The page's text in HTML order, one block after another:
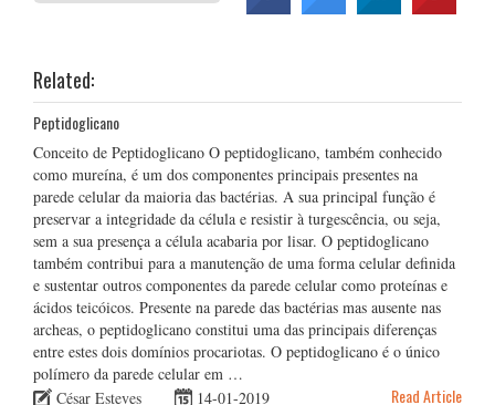
Related:
Peptidoglicano
Conceito de Peptidoglicano O peptidoglicano, também conhecido
como mureína, é um dos componentes principais presentes na
parede celular da maioria das bactérias. A sua principal função é
preservar a integridade da célula e resistir à turgescência, ou seja,
sem a sua presença a célula acabaria por lisar. O peptidoglicano
também contribui para a manutenção de uma forma celular definida
e sustentar outros componentes da parede celular como proteínas e
ácidos teicóicos. Presente na parede das bactérias mas ausente nas
archeas, o peptidoglicano constitui uma das principais diferenças
entre estes dois domínios procariotas. O peptidoglicano é o único
polímero da parede celular em …
César Esteves
14-01-2019 Read Article